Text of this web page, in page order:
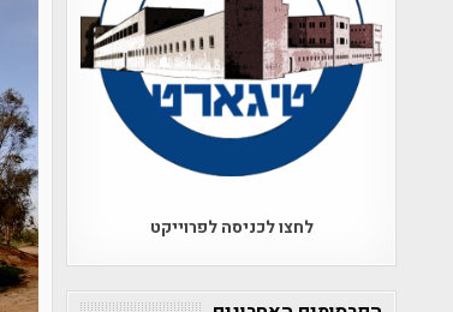
לחצו לכניסה לפרוייקט